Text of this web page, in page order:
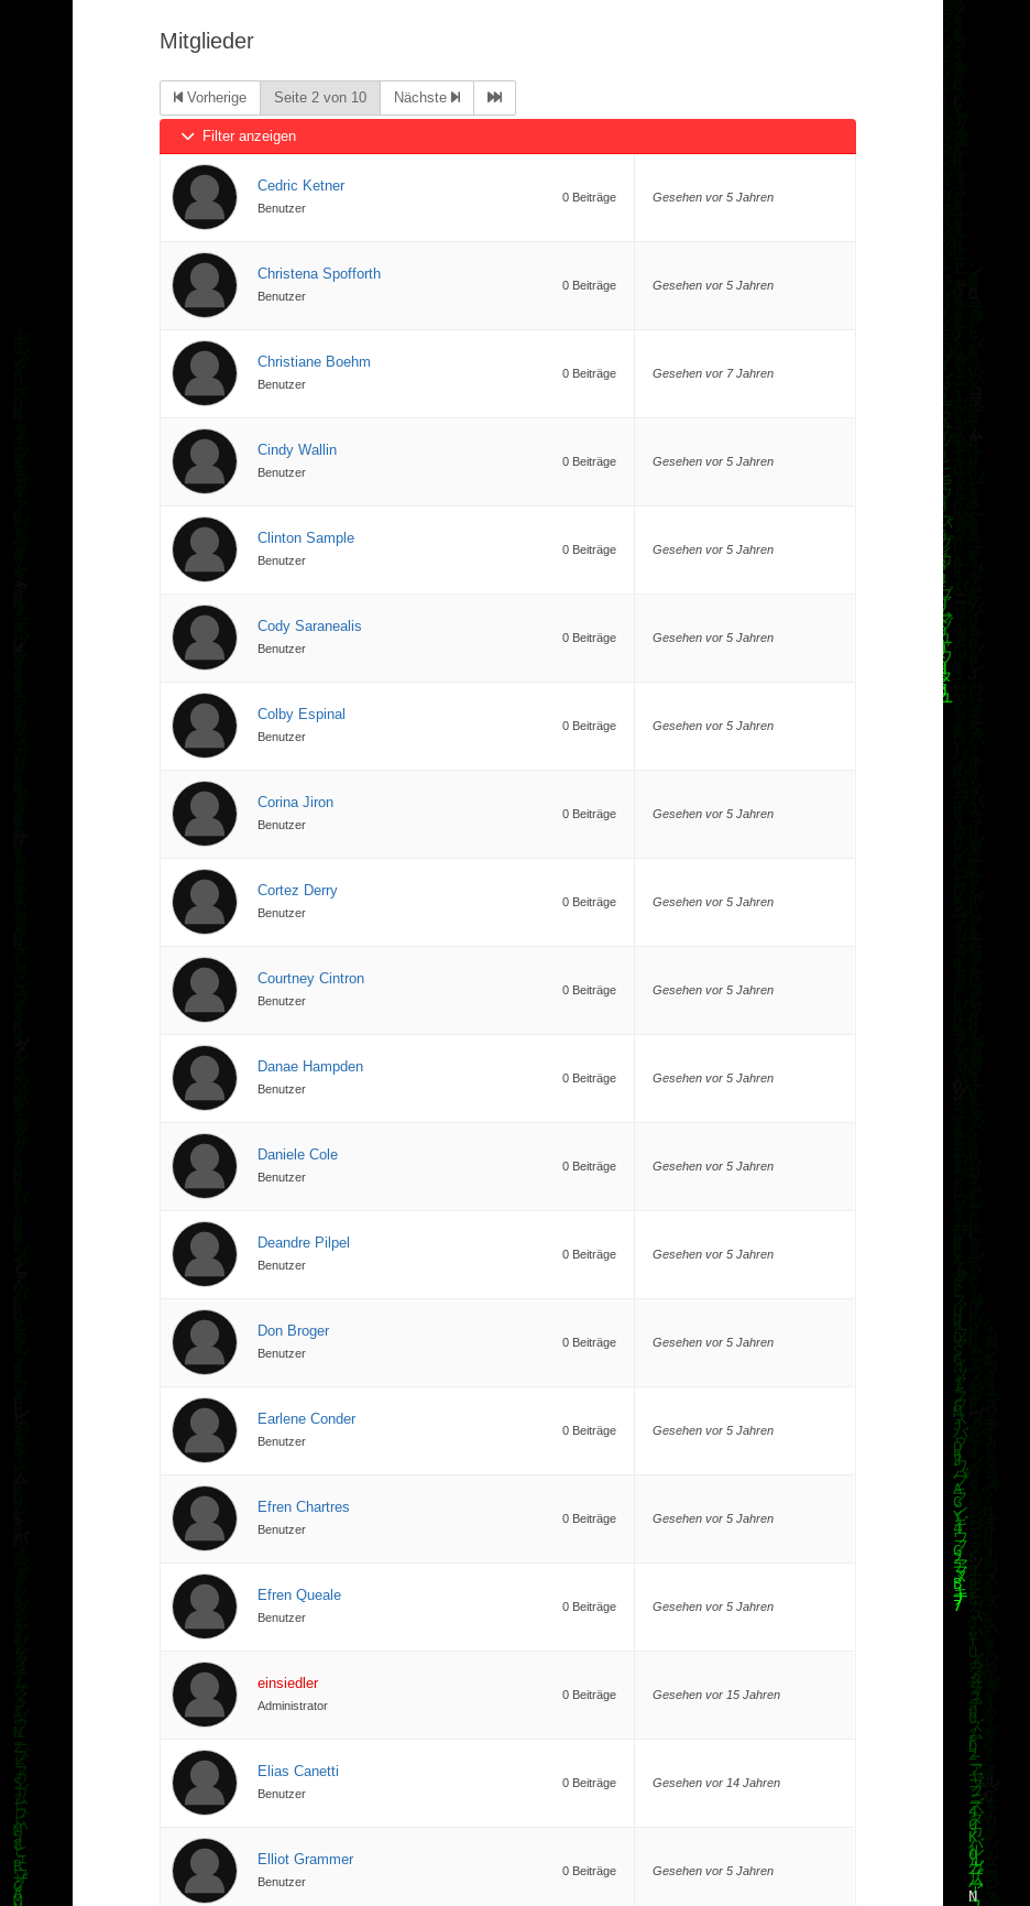
hier:
Mitglieder
Vorherige Seite 2 von 10 Nächste
Filter anzeigen
Cedric Ketner
Benutzer
0 Beiträge Gesehen vor 5 Jahren
Christena Spofforth
Benutzer
0 Beiträge Gesehen vor 5 Jahren
Christiane Boehm
Benutzer
0 Beiträge Gesehen vor 7 Jahren
Cindy Wallin
Benutzer
0 Beiträge Gesehen vor 5 Jahren
Clinton Sample
Benutzer
0 Beiträge Gesehen vor 5 Jahren
Cody Saranealis
Benutzer
0 Beiträge Gesehen vor 5 Jahren
Colby Espinal
Benutzer
0 Beiträge Gesehen vor 5 Jahren
Corina Jiron
Benutzer
0 Beiträge Gesehen vor 5 Jahren
Cortez Derry
Benutzer
0 Beiträge Gesehen vor 5 Jahren
Courtney Cintron
Benutzer
0 Beiträge Gesehen vor 5 Jahren
Danae Hampden
Benutzer
0 Beiträge Gesehen vor 5 Jahren
Daniele Cole
Benutzer
0 Beiträge Gesehen vor 5 Jahren
Deandre Pilpel
Benutzer
0 Beiträge Gesehen vor 5 Jahren
Don Broger
Benutzer
0 Beiträge Gesehen vor 5 Jahren
Earlene Conder
Benutzer
0 Beiträge Gesehen vor 5 Jahren
Efren Chartres
Benutzer
0 Beiträge Gesehen vor 5 Jahren
Efren Queale
Benutzer
0 Beiträge Gesehen vor 5 Jahren
einsiedler
Administrator
0 Beiträge Gesehen vor 15 Jahren
Elias Canetti
Benutzer
0 Beiträge Gesehen vor 14 Jahren
Elliot Grammer
Benutzer
0 Beiträge Gesehen vor 5 Jahren